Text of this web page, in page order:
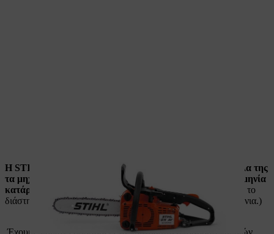
Η STIHL δεσμεύεται ότι θα διαθέτει ανταλλακτικά για όλα της
τα μηχανήματα για τουλάχιστον 10 χρόνια από την ημερομηνία
κατάργησης του μοντέλου.
(Στην πράξη έχουμε δει ότι αυτό το
διάστημα για πολλά μοντέλα υπερβαίνει κατά πολύ τα 10 χρόνια.)
Έχουμε λοιπόν εφαρμόσει ένα πρόγραμμα απόσυρση παλαιών